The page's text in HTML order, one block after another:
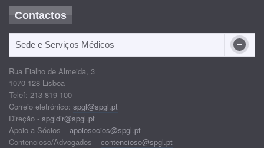
Contactos
Sede e Serviços Médicos
Rua Fialho de Almeida, 3
1070-128 Lisboa
Telef: 213 819 100
Correio eletrónico: spgl@spgl.pt
Direção - spgldir@spgl.pt
Apoio a Sócios – apoiosocios@spgl.pt
Contencioso/Advogados – contencioso@spgl.pt